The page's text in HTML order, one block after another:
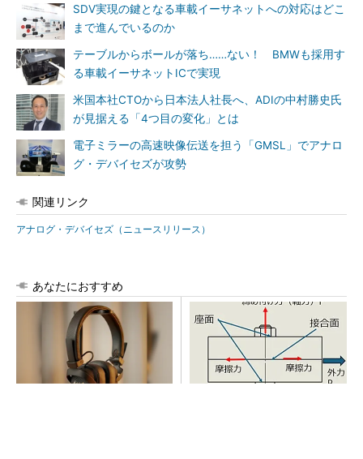
SDV実現の鍵となる車載イーサネットへの対応はどこ
まで進んでいるのか
テーブルからボールが落ち……ない！ BMWも採用す
る車載イーサネットICで実現
米国本社CTOから日本法人社長へ、ADIの中村勝史氏
が見据える「4つ目の変化」とは
電子ミラーの高速映像伝送を担う「GMSL」でアナロ
グ・デバイセズが攻勢
関連リンク
アナログ・デバイセズ（ニュースリリース）
あなたにおすすめ